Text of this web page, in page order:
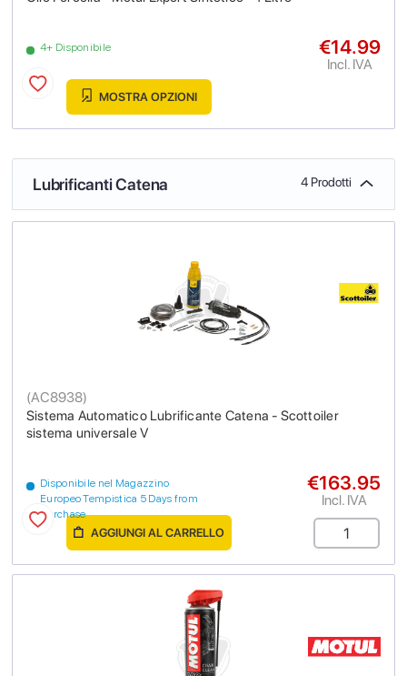
4+ Disponibile €14.99
Incl. IVA
MOSTRA OPZIONI
Lubrificanti Catena 4 Prodotti
Sistema Automatico Lubrificante Catena - Scottoiler
sistema universale V
(AC8938)
Disponibile nel Magazzino
Europeo Tempistica 5 Days from
purchase
€163.95
Incl. IVA
AGGIUNGI AL CARRELLO